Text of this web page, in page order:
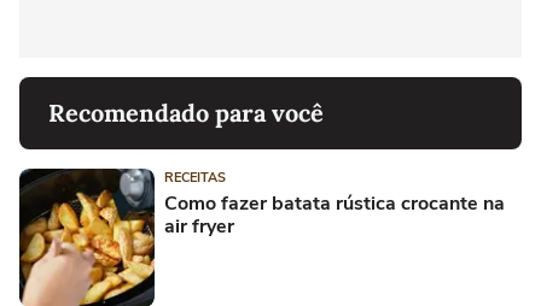
Recomendado para você
RECEITAS
Como fazer batata rústica crocante na
air fryer